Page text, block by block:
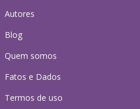
Autores
Blog
Quem somos
Fatos e Dados
Termos de uso